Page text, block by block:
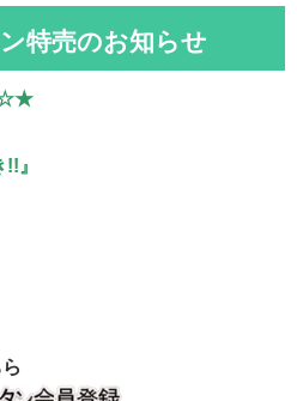
特売のお知らせ
』